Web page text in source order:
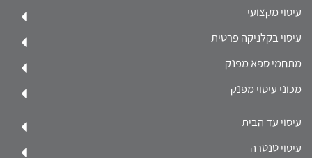
עיסוי מקצועי
עיסוי בקלניקה פרטית
מתחמי ספא מפנק
מכוני עיסוי מפנק
עיסוי עד הבית
עיסוי טנטרה